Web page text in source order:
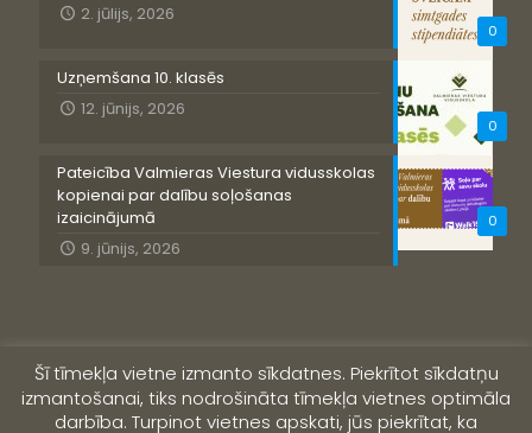
0
2. jūlijs, 2026
0
Uzņemšana 10. klasēs
12. jūnijs, 2026
0
Pateicība Valmieras Viestura vidusskolas
kopienai par dalību soļošanas
izaicinājumā
9. jūnijs, 2026
Šī tīmekļa vietne izmanto sīkdatnes. Piekrītot sīkdatņu
izmantošanai, tiks nodrošināta tīmekļa vietnes optimāla
darbība. Turpinot vietnes apskati, jūs piekrītat, ka